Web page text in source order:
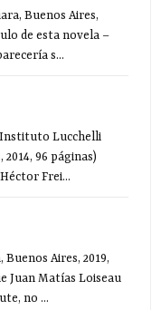
Buenos Aires,
de esta novela –
s...
Lucchelli
96 páginas)
Frei...
Aires, 2019,
Juan Matías Loiseau
no ...